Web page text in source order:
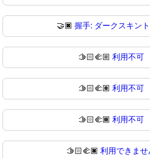
🤝🏿 握手: ダークスキン
🫱🏻‍🫲🏼 利用不可
🫱🏻‍🫲🏽 利用不可
🫱🏻‍🫲🏾 利用不可
🫱🏻‍🫲🏿 利用できませ